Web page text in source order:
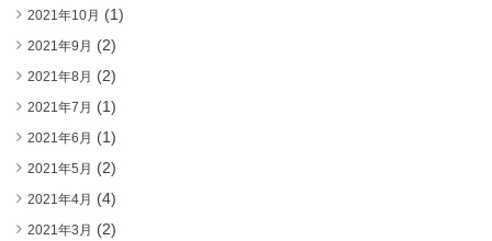
2021年10月 (1)
2021年9月 (2)
2021年8月 (2)
2021年7月 (1)
2021年6月 (1)
2021年5月 (2)
2021年4月 (4)
2021年3月 (2)